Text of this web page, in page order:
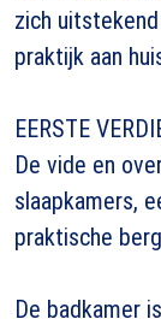
zich
praktijk aan
EERSTE
De vide en
slaapkamers,
praktische
De badkamer